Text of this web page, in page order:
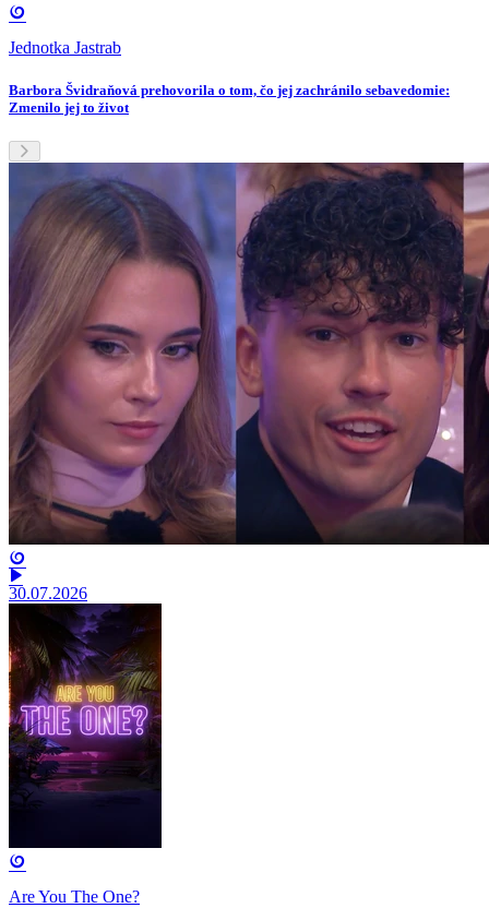
Jednotka Jastrab
Barbora Švidraňová prehovorila o tom, čo jej zachránilo sebavedomie:
Zmenilo jej to život
30.07.2026
Are You The One?